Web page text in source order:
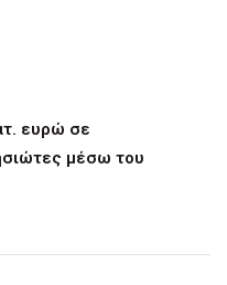
ευρώ σε
μέσω του